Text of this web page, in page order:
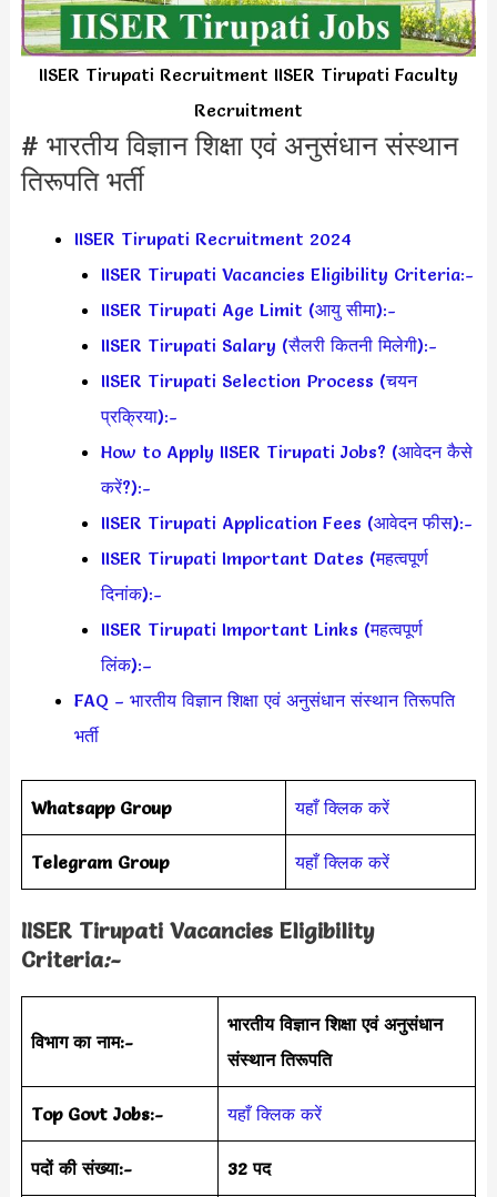
IISER Tirupati Recruitment IISER Tirupati Faculty
Recruitment
# भारतीय विज्ञान शिक्षा एवं अनुसंधान संस्थान
तिरूपति भर्ती
IISER Tirupati Recruitment 2024
IISER Tirupati Vacancies Eligibility Criteria:-
IISER Tirupati Age Limit (आयु सीमा):-
IISER Tirupati Salary (सैलरी कितनी मिलेगी):-
IISER Tirupati Selection Process (चयन
प्रक्रिया):-
How to Apply IISER Tirupati Jobs? (आवेदन कैसे
करें?):-
IISER Tirupati Application Fees (आवेदन फीस):-
IISER Tirupati Important Dates (महत्वपूर्ण
दिनांक):-
IISER Tirupati Important Links (महत्वपूर्ण
लिंक):–
FAQ – भारतीय विज्ञान शिक्षा एवं अनुसंधान संस्थान तिरूपति
भर्ती
Whatsapp Group यहाँ क्लिक करें
Telegram Group यहाँ क्लिक करें
IISER Tirupati Vacancies Eligibility
Criteria:-
विभाग का नाम:-
भारतीय विज्ञान शिक्षा एवं अनुसंधान
संस्थान तिरूपति
Top Govt Jobs:- यहाँ क्लिक करें
पदों की संख्या:- 32 पद